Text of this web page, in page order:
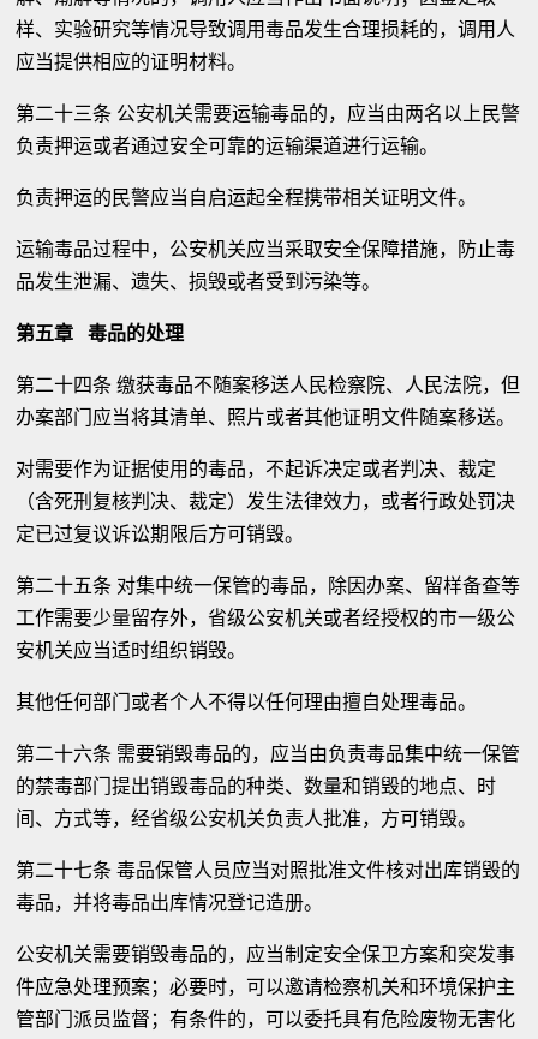
样、实验研究等情况导致调用毒品发生合理损耗的，调用人
应当提供相应的证明材料。
第二十三条 公安机关需要运输毒品的，应当由两名以上民警
负责押运或者通过安全可靠的运输渠道进行运输。
负责押运的民警应当自启运起全程携带相关证明文件。
运输毒品过程中，公安机关应当采取安全保障措施，防止毒
品发生泄漏、遗失、损毁或者受到污染等。
第五章 毒品的处理
第二十四条 缴获毒品不随案移送人民检察院、人民法院，但
办案部门应当将其清单、照片或者其他证明文件随案移送。
对需要作为证据使用的毒品，不起诉决定或者判决、裁定
（含死刑复核判决、裁定）发生法律效力，或者行政处罚决
定已过复议诉讼期限后方可销毁。
第二十五条 对集中统一保管的毒品，除因办案、留样备查等
工作需要少量留存外，省级公安机关或者经授权的市一级公
安机关应当适时组织销毁。
其他任何部门或者个人不得以任何理由擅自处理毒品。
第二十六条 需要销毁毒品的，应当由负责毒品集中统一保管
的禁毒部门提出销毁毒品的种类、数量和销毁的地点、时
间、方式等，经省级公安机关负责人批准，方可销毁。
第二十七条 毒品保管人员应当对照批准文件核对出库销毁的
毒品，并将毒品出库情况登记造册。
公安机关需要销毁毒品的，应当制定安全保卫方案和突发事
件应急处理预案；必要时，可以邀请检察机关和环境保护主
管部门派员监督；有条件的，可以委托具有危险废物无害化